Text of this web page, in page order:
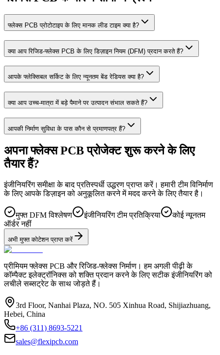
फ्लेक्स PCB प्रोटोटाइप के लिए मानक लीड टाइम क्या है?
क्या आप रिजिड-फ्लेक्स PCB के लिए डिज़ाइन नियम (DFM) प्रदान करते हैं?
आपके फ्लेक्सिबल सर्किट के लिए न्यूनतम बेंड रेडियस क्या है?
क्या आप उच्च-मात्रा में बड़े पैमाने पर उत्पादन संभाल सकते हैं?
आपकी निर्माण सुविधा के पास कौन से प्रमाणपत्र हैं?
अपना फ्लेक्स PCB प्रोजेक्ट शुरू करने के लिए
तैयार हैं?
इंजीनियरिंग समीक्षा के बाद प्रतिस्पर्धी उद्धरण प्राप्त करें। हमारी टीम विनिर्माण
के लिए आपके डिज़ाइन को अनुकूलित करने में मदद करने के लिए तैयार है।
मुफ्त DFM विश्लेषण इंजीनियरिंग टीम प्रतिक्रिया
कोई न्यूनतम
ऑर्डर नहीं
अभी मुफ्त कोटेशन प्राप्त करें
प्रीमियम फ्लेक्स PCB और रिजिड-फ्लेक्स निर्माण। हम अगली पीढ़ी के
कॉम्पैक्ट इलेक्ट्रॉनिक्स को शक्ति प्रदान करने के लिए सटीक इंजीनियरिंग को
लचीले सब्सट्रेट के साथ जोड़ते हैं।
3rd Floor, Nanhai Plaza, NO. 505 Xinhua Road, Shijiazhuang,
Hebei, China
+86 (311) 8693-5221
sales@flexipcb.com